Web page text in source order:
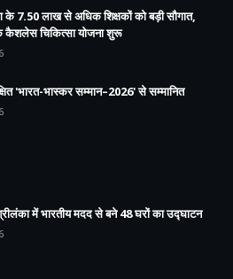
के 7.50 लाख से अधिक शिक्षकों को बड़ी सौगात,
कैशलेस चिकित्सा योजना शुरू
'भारत-भास्कर सम्मान–2026' से सम्मानित
में भारतीय मदद से बने 48 घरों का उद्घाटन